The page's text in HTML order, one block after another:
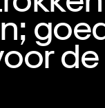
de